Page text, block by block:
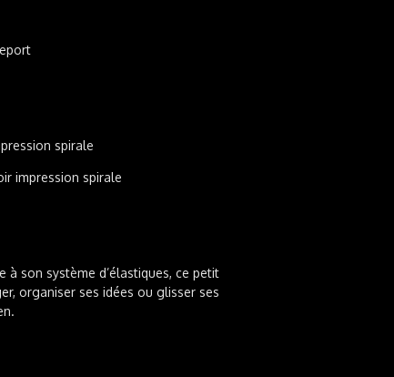
spirale
impression spirale
son système d’élastiques, ce petit
organiser ses idées ou glisser ses